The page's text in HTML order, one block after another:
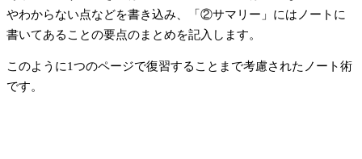
やわからない点などを書き込み、「②サマリー」にはノートに
書いてあることの要点のまとめを記入します。
このように1つのページで復習することまで考慮されたノート術
です。